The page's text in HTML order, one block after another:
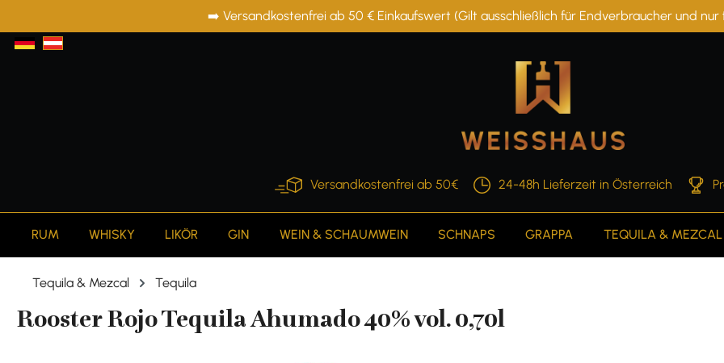
Zur Hauptnavigation springen➡️ Versandkostenfrei ab 50 € Einkaufswert (Gilt ausschließlich für Endverbraucher und
Versandkostenfrei ab 50€ 24-48h Lieferzeit in Österreich
RUM WHISKY LIKÖR GIN WEIN & SCHAUMWEIN SCHNAPS GRAPPA TEQUILA & MEZCAL
Tequila & Mezcal Tequila
Rooster Rojo Tequila Ahumado 40% vol. 0,70l